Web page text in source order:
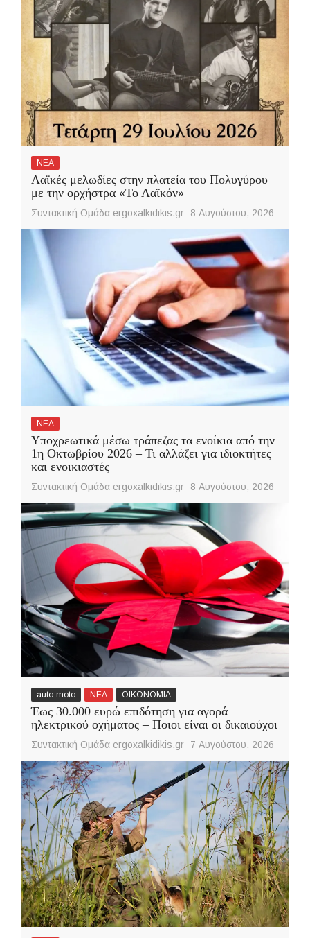
ΝΕΑ
Λαϊκές μελωδίες στην πλατεία του Πολυγύρου
με την ορχήστρα «Το Λαϊκόν»
Συντακτική Ομάδα ergoxalkidikis.gr 8 Αυγούστου, 2026
ΝΕΑ
Υποχρεωτικά μέσω τράπεζας τα ενοίκια από την
1η Οκτωβρίου 2026 – Τι αλλάζει για ιδιοκτήτες
και ενοικιαστές
Συντακτική Ομάδα ergoxalkidikis.gr 8 Αυγούστου, 2026
auto-moto ΝΕΑ ΟΙΚΟΝΟΜΙΑ
Έως 30.000 ευρώ επιδότηση για αγορά
ηλεκτρικού οχήματος – Ποιοι είναι οι δικαιούχοι
Συντακτική Ομάδα ergoxalkidikis.gr 7 Αυγούστου, 2026